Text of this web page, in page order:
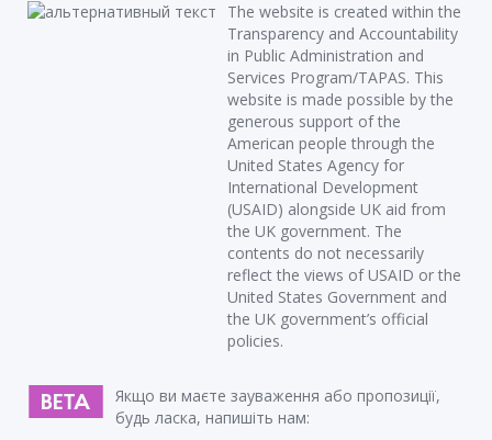
The website is created within the
Transparency and Accountability
in Public Administration and
Services Program/TAPAS. This
website is made possible by the
generous support of the
American people through the
United States Agency for
International Development
(USAID) alongside UK aid from
the UK government. The
contents do not necessarily
reflect the views of USAID or the
United States Government and
the UK government’s official
policies.
Якщо ви маєте зауваження або пропозиції,
будь ласка, напишіть нам: